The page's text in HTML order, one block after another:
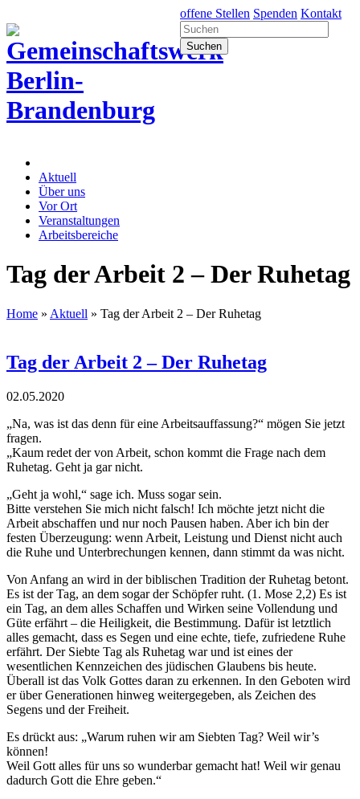
offene Stellen Spenden Kontakt
Aktuell
Über uns
Vor Ort
Veranstaltungen
Arbeitsbereiche
Tag der Arbeit 2 – Der Ruhetag
Home » Aktuell » Tag der Arbeit 2 – Der Ruhetag
Tag der Arbeit 2 – Der Ruhetag
02.05.2020
„Na, was ist das denn für eine Arbeitsauffassung?“ mögen Sie jetzt
fragen.
„Kaum redet der von Arbeit, schon kommt die Frage nach dem
Ruhetag. Geht ja gar nicht.
„Geht ja wohl,“ sage ich. Muss sogar sein.
Bitte verstehen Sie mich nicht falsch! Ich möchte jetzt nicht die
Arbeit abschaffen und nur noch Pausen haben. Aber ich bin der
festen Überzeugung: wenn Arbeit, Leistung und Dienst nicht auch
die Ruhe und Unterbrechungen kennen, dann stimmt da was nicht.
Von Anfang an wird in der biblischen Tradition der Ruhetag betont.
Es ist der Tag, an dem sogar der Schöpfer ruht. (1. Mose 2,2) Es ist
ein Tag, an dem alles Schaffen und Wirken seine Vollendung und
Güte erfährt – die Heiligkeit, die Bestimmung. Dafür ist letztlich
alles gemacht, dass es Segen und eine echte, tiefe, zufriedene Ruhe
erfährt. Der Siebte Tag als Ruhetag war und ist eines der
wesentlichen Kennzeichen des jüdischen Glaubens bis heute.
Überall ist das Volk Gottes daran zu erkennen. In den Geboten wird
er über Generationen hinweg weitergegeben, als Zeichen des
Segens und der Freiheit.
Es drückt aus: „Warum ruhen wir am Siebten Tag? Weil wir’s
können!
Weil Gott alles für uns so wunderbar gemacht hat! Weil wir genau
dadurch Gott die Ehre geben.“